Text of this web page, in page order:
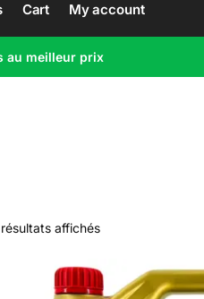
Cart My account
au meilleur prix
affichés